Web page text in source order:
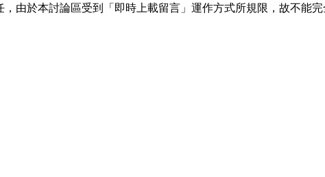
由於本討論區受到「即時上載留言」運作方式所規限，故不能